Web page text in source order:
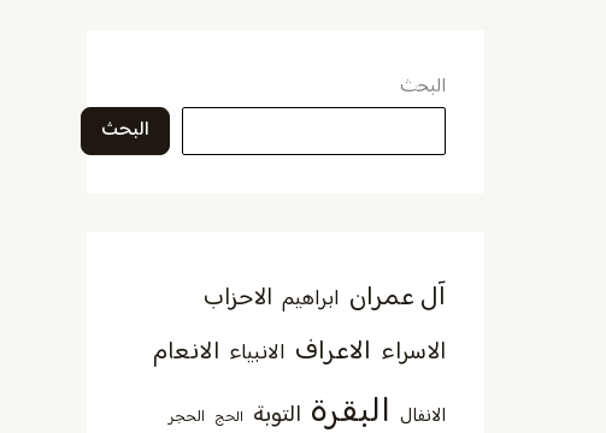
البحث
البحث
آل عمران ابراهيم الاحزاب
الاسراء الاعراف الانبياء الانعام
الانفال البقرة التوبة الحج الحجر